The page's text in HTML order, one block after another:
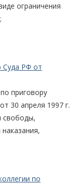
ограничения
Суда РФ от
приговору
30 апреля 1997 г.
свободы,
по